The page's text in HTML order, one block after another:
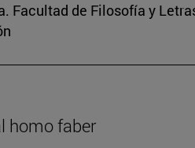
Facultad de Filosofía y
homo faber